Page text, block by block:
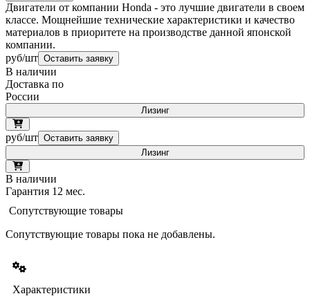
Двигатели от компании Honda - это лучшие двигатели в своем
классе. Мощнейшие технические характеристики и качество
материалов в приоритете на производстве данной японской
компании.
руб/шт Оставить заявку
В наличии
Доставка по
России
Лизинг
руб/шт Оставить заявку
Лизинг
В наличии
Гарантия 12 мес.
Сопутствующие товары
Сопутствующие товары пока не добавлены.
Характеристики